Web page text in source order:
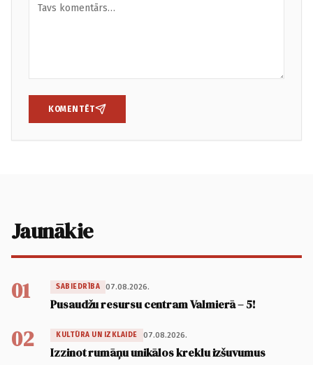
KOMENTĒT
Jaunākie
01 SABIEDRĪBA 07.08.2026.
Pusaudžu resursu centram Valmierā – 5!
02 KULTŪRA UN IZKLAIDE 07.08.2026.
Izzinot rumāņu unikālos kreklu izšuvumus